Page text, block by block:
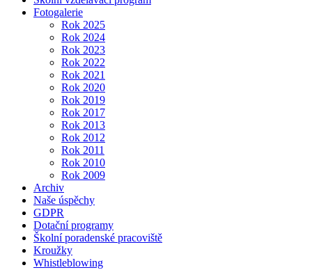
Fotogalerie
Rok 2025
Rok 2024
Rok 2023
Rok 2022
Rok 2021
Rok 2020
Rok 2019
Rok 2017
Rok 2013
Rok 2012
Rok 2011
Rok 2010
Rok 2009
Archiv
Naše úspěchy
GDPR
Dotační programy
Školní poradenské pracoviště
Kroužky
Whistleblowing